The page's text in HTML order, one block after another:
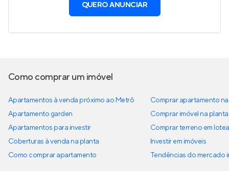
QUERO ANUNCIAR
Como comprar um imóvel
Apartamentos à venda próximo ao Metrô
Apartamento garden
Apartamentos para investir
Coberturas à venda na planta
Como comprar apartamento
Comprar apartamento
Comprar imóvel na planta
Comprar terreno em
Investir em imóveis
Tendências do mercado